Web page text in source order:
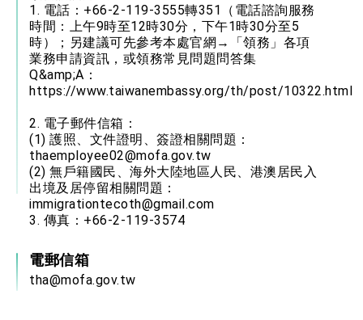
1. 電話：+66-2-119-3555轉351（電話諮詢服務
時間：上午9時至12時30分，下午1時30分至5
時）；另建議可先參考本處官網→「領務」各項
業務申請資訊，或領務常見問題問答集
Q&amp;A：
https://www.taiwanembassy.org/th/post/10322.html
2. 電子郵件信箱：
(1) 護照、文件證明、簽證相關問題：
thaemployee02@mofa.gov.tw
(2) 無戶籍國民、海外大陸地區人民、港澳居民入
出境及居停留相關問題：
immigrationtecoth@gmail.com
3. 傳真：+66-2-119-3574
電郵信箱
tha@mofa.gov.tw